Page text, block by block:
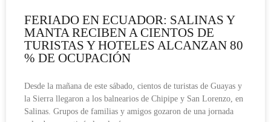
FERIADO EN ECUADOR: SALINAS Y
MANTA RECIBEN A CIENTOS DE
TURISTAS Y HOTELES ALCANZAN 80
% DE OCUPACIÓN
Desde la mañana de este sábado, cientos de turistas de Guayas y
la Sierra llegaron a los balnearios de Chipipe y San Lorenzo, en
Salinas. Grupos de familias y amigos gozaron de una jornada